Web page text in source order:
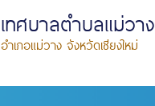
เทศบาลตำบลแม่วาง
อำเภอแม่วาง จังหวัดเชียงใหม่